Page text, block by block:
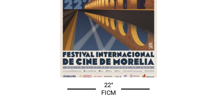
22°
FICM